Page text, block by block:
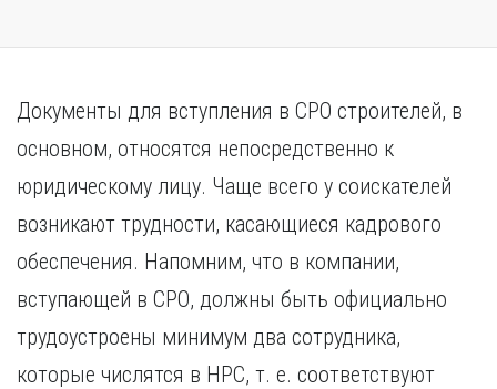
Документы для вступления в СРО строителей, в
основном, относятся непосредственно к
юридическому лицу. Чаще всего у соискателей
возникают трудности, касающиеся кадрового
обеспечения. Напомним, что в компании,
вступающей в СРО, должны быть официально
трудоустроены минимум два сотрудника,
которые числятся в НРС, т. е. соответствуют